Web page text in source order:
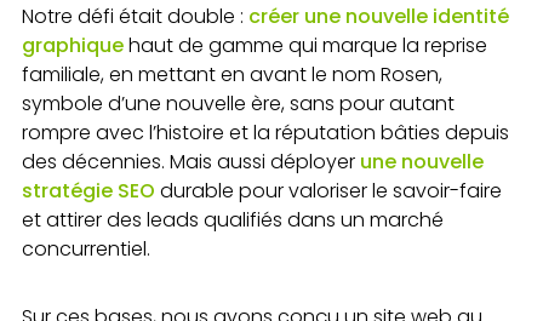
Notre défi était double : créer une nouvelle identité
graphiquehaut de gamme qui marque la reprise
familiale, en mettant en avant le nom Rosen,
symbole d’une nouvelle ère, sans pour autant
rompre avec l’histoire et la réputation bâties depuis
des décennies. Mais aussi déployer une nouvelle
stratégie SEO durable pour valoriser le savoir-faire
et attirer des leads qualifiés dans un marché
concurrentiel.